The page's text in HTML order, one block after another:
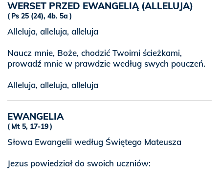
WERSET PRZED EWANGELIĄ (ALLELUJA)
Ps 25 (24), 4b. 5a
Alleluja, alleluja, alleluja
Naucz mnie, Boże, chodzić Twoimi ścieżkami,
prowadź mnie w prawdzie według swych pouczeń.
Alleluja, alleluja, alleluja
EWANGELIA
Mt 5, 17-19
Słowa Ewangelii według Świętego Mateusza
Jezus powiedział do swoich uczniów: